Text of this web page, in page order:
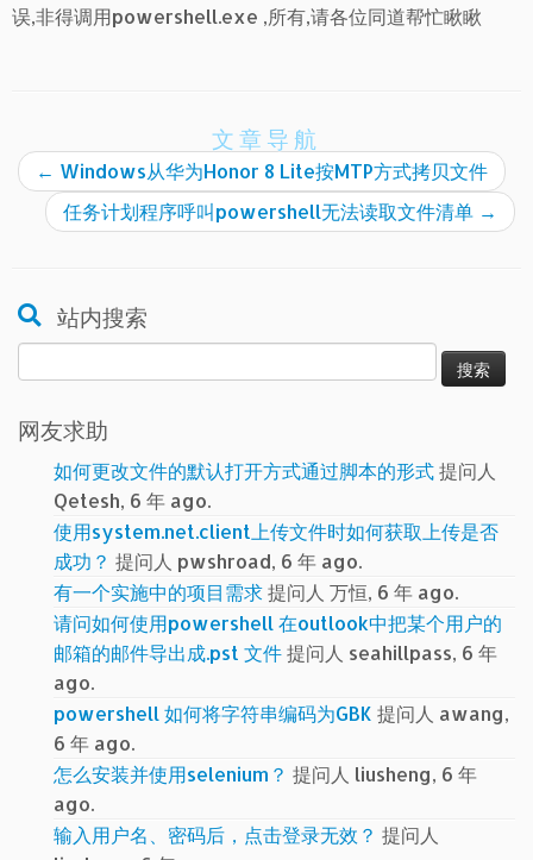
误,非得调用powershell.exe ,所有,请各位同道帮忙瞅瞅
文章导航
← Windows从华为Honor 8 Lite按MTP方式拷贝文件
任务计划程序呼叫powershell无法读取文件清单 →
站内搜索
索：
网友求助
如何更改文件的默认打开方式通过脚本的形式提问人
Qetesh, 6 年 ago.
使用system.net.client上传文件时如何获取上传是否
成功？ 提问人 pwshroad, 6 年 ago.
有一个实施中的项目需求提问人 万恒, 6 年 ago.
请问如何使用powershell 在outlook中把某个用户的
邮箱的邮件导出成.pst 文件提问人 seahillpass, 6 年
ago.
powershell 如何将字符串编码为GBK 提问人 awang,
6 年 ago.
怎么安装并使用selenium？ 提问人 liusheng, 6 年
ago.
输入用户名、密码后，点击登录无效？ 提问人